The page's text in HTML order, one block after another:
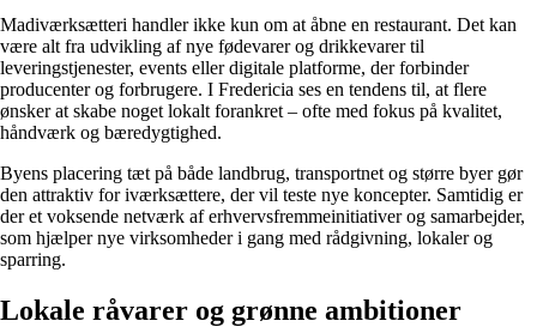
Madiværksætteri handler ikke kun om at åbne en restaurant. Det kan
være alt fra udvikling af nye fødevarer og drikkevarer til
leveringstjenester, events eller digitale platforme, der forbinder
producenter og forbrugere. I Fredericia ses en tendens til, at flere
ønsker at skabe noget lokalt forankret – ofte med fokus på kvalitet,
håndværk og bæredygtighed.
Byens placering tæt på både landbrug, transportnet og større byer gør
den attraktiv for iværksættere, der vil teste nye koncepter. Samtidig er
der et voksende netværk af erhvervsfremmeinitiativer og samarbejder,
som hjælper nye virksomheder i gang med rådgivning, lokaler og
sparring.
Lokale råvarer og grønne ambitioner